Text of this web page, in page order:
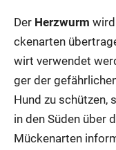
Der Herz­wurm
cken­ar­ten
wirt ver­wen­det
ger der
Hund zu schüt­zen,
in den Süden über
Mücken­ar­ten